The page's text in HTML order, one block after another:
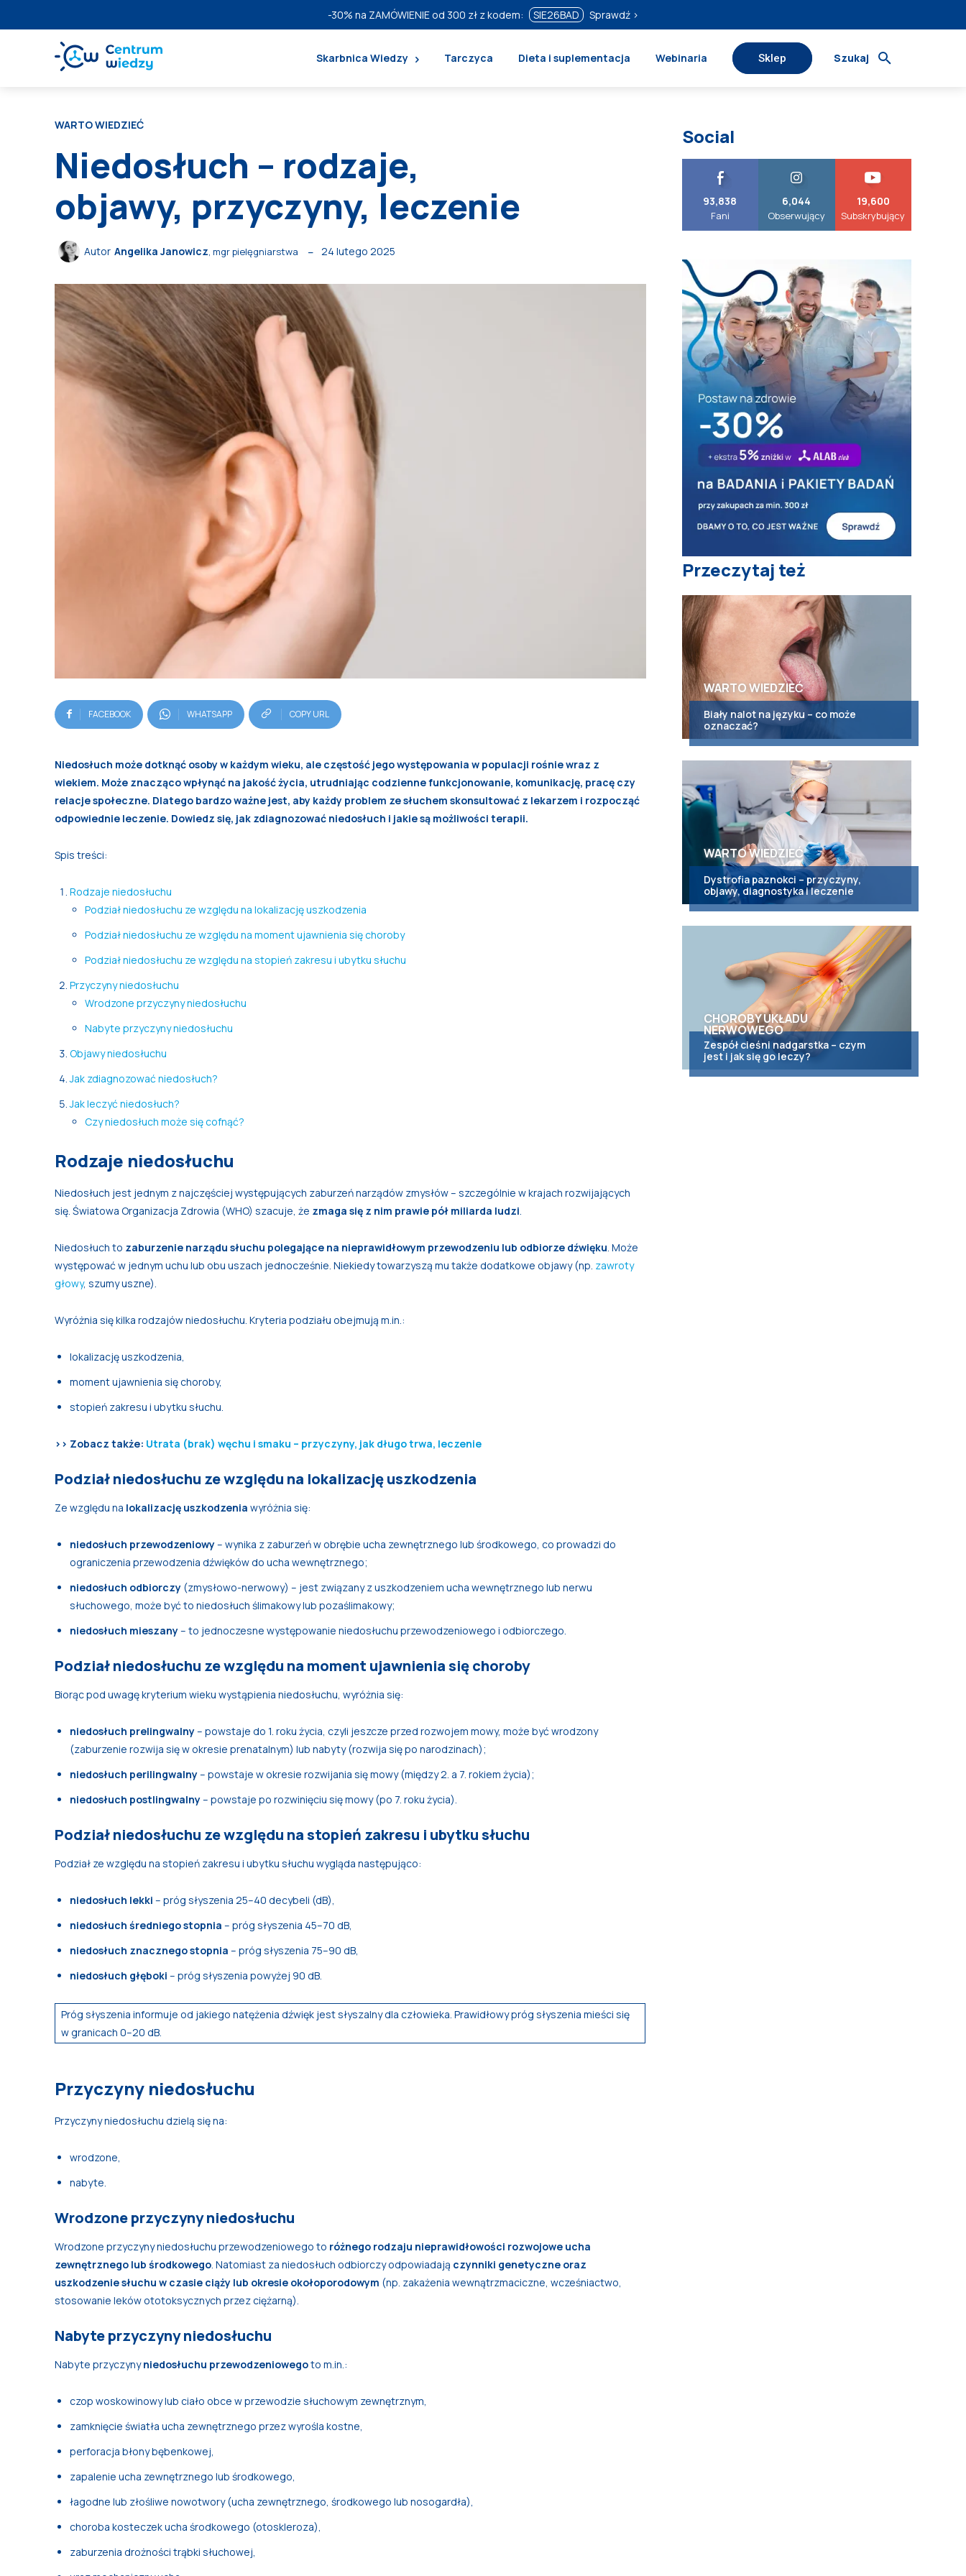
-30% na ZAMÓWIENIE od 300 zł z kodem: SIE26BAD Sprawdź ›
Szukaj
Skarbnica Wiedzy Tarczyca Dieta i suplementacja Webinaria Sklep
WARTO WIEDZIEĆ
Niedosłuch – rodzaje,
objawy, przyczyny, leczenie
Autor Angelika Janowicz, mgr pielęgniarstwa 24 lutego 2025
FACEBOOK WHATSAPP COPY URL
Niedosłuch może dotknąć osoby w każdym wieku, ale częstość jego występowania w populacji rośnie wraz z
wiekiem. Może znacząco wpłynąć na jakość życia, utrudniając codzienne funkcjonowanie, komunikację, pracę czy
relacje społeczne. Dlatego bardzo ważne jest, aby każdy problem ze słuchem skonsultować z lekarzem i rozpocząć
odpowiednie leczenie. Dowiedz się, jak zdiagnozować niedosłuch i jakie są możliwości terapii.
Spis treści:
Rodzaje niedosłuchu
Podział niedosłuchu ze względu na lokalizację uszkodzenia
Podział niedosłuchu ze względu na moment ujawnienia się choroby
Podział niedosłuchu ze względu na stopień zakresu i ubytku słuchu
Przyczyny niedosłuchu
Wrodzone przyczyny niedosłuchu
Nabyte przyczyny niedosłuchu
Objawy niedosłuchu
Jak zdiagnozować niedosłuch?
Jak leczyć niedosłuch?
Czy niedosłuch może się cofnąć?
Rodzaje niedosłuchu
Niedosłuch jest jednym z najczęściej występujących zaburzeń narządów zmysłów – szczególnie w krajach rozwijających
się. Światowa Organizacja Zdrowia (WHO) szacuje, że zmaga się z nim prawie pół miliarda ludzi
Niedosłuch to zaburzenie narządu słuchu polegające na nieprawidłowym przewodzeniu lub odbiorze dźwięku . Może
występować w jednym uchu lub obu uszach jednocześnie. Niekiedy towarzyszą mu także dodatkowe objawy (np. zawroty
głowy, szumy uszne).
Wyróżnia się kilka rodzajów niedosłuchu. Kryteria podziału obejmują m.in.:
lokalizację uszkodzenia,
moment ujawnienia się choroby,
stopień zakresu i ubytku słuchu.
>> Zobacz także: Utrata (brak) węchu i smaku – przyczyny, jak długo trwa, leczenie
Podział niedosłuchu ze względu na lokalizację uszkodzenia
Ze względu na lokalizację uszkodzenia wyróżnia się:
niedosłuch przewodzeniowy– wynika z zaburzeń w obrębie ucha zewnętrznego lub środkowego, co prowadzi do
ograniczenia przewodzenia dźwięków do ucha wewnętrznego;
niedosłuch odbiorczy (zmysłowo-nerwowy) – jest związany z uszkodzeniem ucha wewnętrznego lub nerwu
słuchowego, może być to niedosłuch ślimakowy lub pozaślimakowy;
niedosłuch mieszany– to jednoczesne występowanie niedosłuchu przewodzeniowego i odbiorczego.
Podział niedosłuchu ze względu na moment ujawnienia się choroby
Biorąc pod uwagę kryterium wieku wystąpienia niedosłuchu, wyróżnia się:
niedosłuch prelingwalny– powstaje do 1. roku życia, czyli jeszcze przed rozwojem mowy, może być wrodzony
(zaburzenie rozwija się w okresie prenatalnym) lub nabyty (rozwija się po narodzinach);
niedosłuch perilingwalny– powstaje w okresie rozwijania się mowy (między 2. a 7. rokiem życia);
niedosłuch postlingwalny– powstaje po rozwinięciu się mowy (po 7. roku życia).
Podział niedosłuchu ze względu na stopień zakresu i ubytku słuchu
Podział ze względu na stopień zakresu i ubytku słuchu wygląda następująco:
niedosłuch lekki – próg słyszenia 25–40 decybeli (dB),
niedosłuch średniego stopnia – próg słyszenia 45–70 dB,
niedosłuch znacznego stopnia – próg słyszenia 75–90 dB,
niedosłuch głęboki – próg słyszenia powyżej 90 dB.
Próg słyszenia informuje od jakiego natężenia dźwięk jest słyszalny dla człowieka. Prawidłowy próg słyszenia mieści się
w granicach 0–20 dB.
Przyczyny niedosłuchu
Przyczyny niedosłuchu dzielą się na:
wrodzone,
nabyte.
Wrodzone przyczyny niedosłuchu
Wrodzone przyczyny niedosłuchu przewodzeniowego to różnego rodzaju nieprawidłowości rozwojowe ucha
zewnętrznego lub środkowego . Natomiast za niedosłuch odbiorczy odpowiadają czynniki genetyczne oraz
uszkodzenie słuchu w czasie ciąży lub okresie okołoporodowym (np. zakażenia wewnątrzmaciczne, wcześniactwo,
stosowanie leków ototoksycznych przez ciężarną).
Nabyte przyczyny niedosłuchu
Nabyte przyczynyniedosłuchu przewodzeniowegoto m.in.:
czop woskowinowy lub ciało obce w przewodzie słuchowym zewnętrznym,
zamknięcie światła ucha zewnętrznego przez wyrośla kostne,
perforacja błony bębenkowej,
zapalenie ucha zewnętrznego lub środkowego,
łagodne lub złośliwe nowotwory (ucha zewnętrznego, środkowego lub nosogardła),
choroba kosteczek ucha środkowego (otoskleroza),
zaburzenia drożności trąbki słuchowej,
Social
93,838
Fani
6,044
Obserwujący
19,600
Subskrybujący
Przeczytaj też
WARTO WIEDZIEĆ
Biały nalot na języku – co może
oznaczać?
WARTO WIEDZIEĆ
Dystrofia paznokci – przyczyny,
objawy, diagnostyka i leczenie
CHOROBY UKŁADU
NERWOWEGO
Zespół cieśni nadgarstka – czym
jest i jak się go leczy?